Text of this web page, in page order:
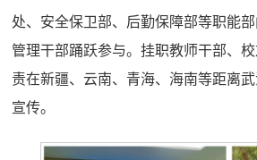
处、安全保卫部、后勤保障部等职能
管理干部踊跃参与。挂职教师干部、
责在新疆、云南、青海、海南等距离
宣传。